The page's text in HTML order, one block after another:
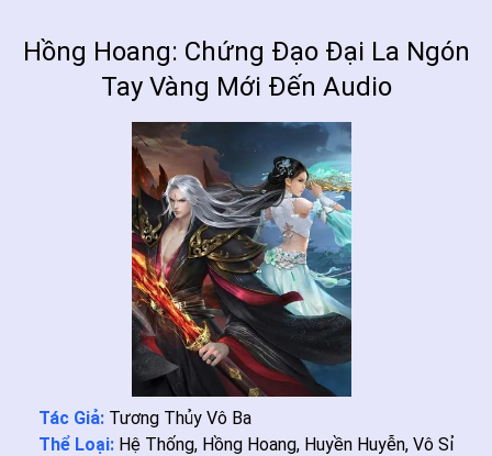
Hồng Hoang: Chứng Đạo Đại La Ngón
Tay Vàng Mới Đến Audio
Tác Giả: Tương Thủy Vô Ba
Thể Loại: Hệ Thống, Hồng Hoang, Huyền Huyễn, Vô Sỉ